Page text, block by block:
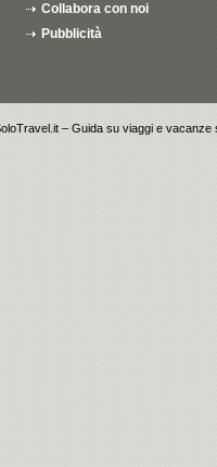
Collabora con noi
Pubblicità
– Guida su viaggi e vacanze